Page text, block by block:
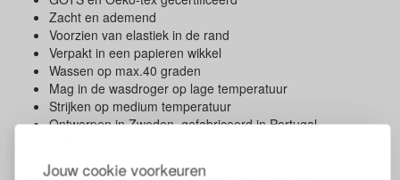
Jouw cookie voorkeuren
Zacht en ademend
Voorzien van elastiek in de rand
Verpakt in een papieren wikkel
Wassen op max.40 graden
Mag in de wasdroger op lage temperatuur
Strijken op medium temperatuur
Ontworpen in Zweden, gefabriceerd in Portugal